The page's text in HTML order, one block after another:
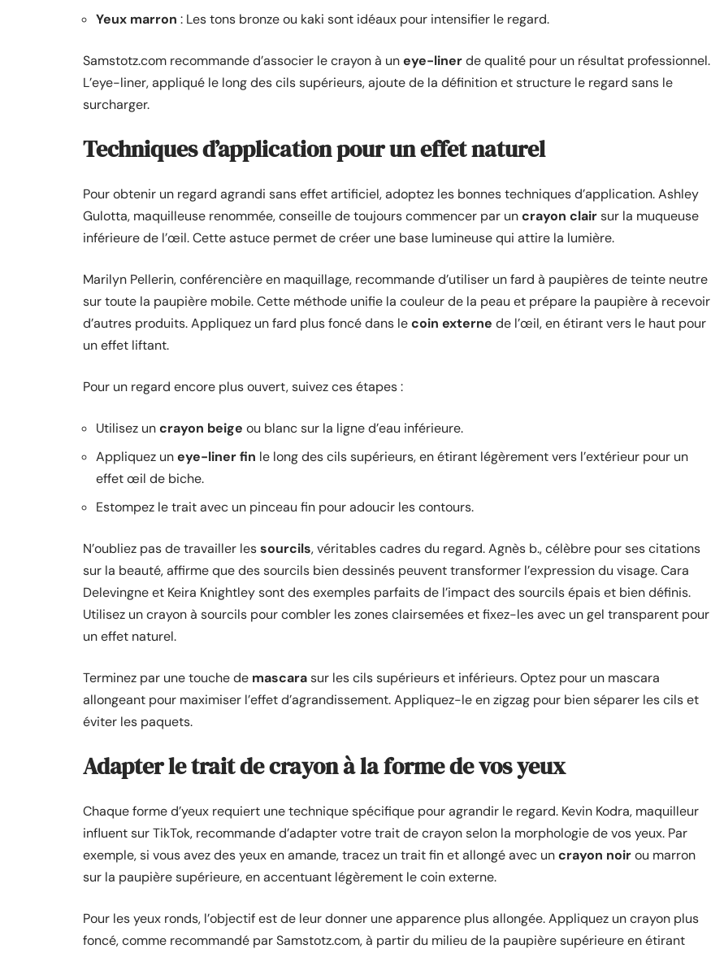
Yeux marron : Les tons bronze ou kaki sont idéaux pour intensifier le regard.
Samstotz.com recommande d’associer le crayon à uneye-linerde qualité pour un résultat professionnel.
L’eye-liner, appliqué le long des cils supérieurs, ajoute de la définition et structure le regard sans le
surcharger.
Techniques d’application pour un effet naturel
Pour obtenir un regard agrandi sans effet artificiel, adoptez les bonnes techniques d’application. Ashley
Gulotta, maquilleuse renommée, conseille de toujours commencer par uncrayon clairsur la muqueuse
inférieure de l’œil. Cette astuce permet de créer une base lumineuse qui attire la lumière.
Marilyn Pellerin, conférencière en maquillage, recommande d’utiliser un fard à paupières de teinte neutre
sur toute la paupière mobile. Cette méthode unifie la couleur de la peau et prépare la paupière à recevoir
d’autres produits. Appliquez un fard plus foncé dans lecoin externe de l’œil, en étirant vers le haut pour
un effet liftant.
Pour un regard encore plus ouvert, suivez ces étapes :
Utilisez uncrayon beige ou blanc sur la ligne d’eau inférieure.
Appliquez uneye-liner fin le long des cils supérieurs, en étirant légèrement vers l’extérieur pour un
effet œil de biche.
Estompez le trait avec un pinceau fin pour adoucir les contours.
N’oubliez pas de travailler lessourcils, véritables cadres du regard. Agnès b., célèbre pour ses citations
sur la beauté, affirme que des sourcils bien dessinés peuvent transformer l’expression du visage. Cara
Delevingne et Keira Knightley sont des exemples parfaits de l’impact des sourcils épais et bien définis.
Utilisez un crayon à sourcils pour combler les zones clairsemées et fixez-les avec un gel transparent pour
un effet naturel.
Terminez par une touche de mascarasur les cils supérieurs et inférieurs. Optez pour un mascara
allongeant pour maximiser l’effet d’agrandissement. Appliquez-le en zigzag pour bien séparer les cils et
éviter les paquets.
Adapter le trait de crayon à la forme de vos yeux
Chaque forme d’yeux requiert une technique spécifique pour agrandir le regard. Kevin Kodra, maquilleur
influent sur TikTok, recommande d’adapter votre trait de crayon selon la morphologie de vos yeux. Par
exemple, si vous avez des yeux en amande, tracez un trait fin et allongé avec uncrayon noirou marron
sur la paupière supérieure, en accentuant légèrement le coin externe.
Pour les yeux ronds, l’objectif est de leur donner une apparence plus allongée. Appliquez un crayon plus
foncé, comme recommandé par Samstotz.com, à partir du milieu de la paupière supérieure en étirant